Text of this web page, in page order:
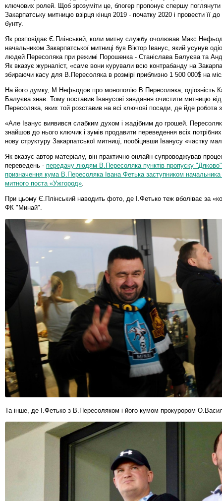
ключових ролей. Щоб зрозуміти це, блогер пропонує спершу поглянути
Закарпатську митницю взірця кінця 2019 - початку 2020 і провести її до
бунту.
Як розповідає Є.Плінський, коли митну службу очолював Макс
начальником Закарпатської митниці був Віктор Іванус, який усунув
людей Пересоляка при режимі Порошенка - Станіслава Балуєва та
Як вказує журналіст, «саме вони курували всю контрабанду на
збираючи касу для В.Пересоляка в розмірі приблизно 1 500 000$ на
На його думку, М.Нефьодов про монополію В.Пересоляка, одіозність
Балуєва знав. Тому поставив Іванусові завдання очистити митницю
Пересоляка, яких той розставив на всі ключові посади, де йде робота
«Але Іванус виявився слабким духом і жадібним до грошей.
знайшов до нього ключик і зумів продавити переведення всіх
нову структуру Закарпатської митниці, пообіцявши Іванусу «частку
Як вказує автор матеріалу, він практично онлайн супроводжував
переведень - передачу людям В.Пересоляка пунктів пропуску
призначення кума В.Пересоляка Івана Фетька заступником
митного поста «Ужгород»
При цьому Є.Плінський наводить фото, де І.Фетько теж вболіває за
ФК "Минай".
Та інше, де І.Фетько з В.Пересоляком і його кумом прокурором